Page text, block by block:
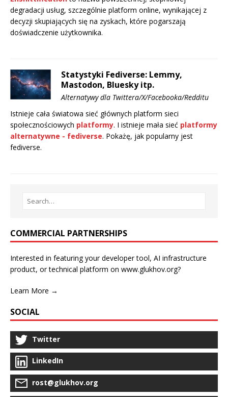
degradacji usług, szczególnie platform online, wynikającej z
decyzji skupiających się na zyskach, które pogarszają
doświadczenie użytkownika.
Statystyki Fediverse: Lemmy,
Mastodon, Bluesky itp.
Alternatywy dla Twittera/X/Facebooka/Redditu
Istnieje cała światowa sieć głównych platform sieci
społecznościowych platformy. I istnieje mała sieć platformy
alternatywne - fediverse. Pokażę, jak popularny jest
fediverse.
COMMERCIAL PARTNERSHIPS
Interested in featuring your developer tool, AI infrastructure
product, or technical platform on www.glukhov.org?
Learn More →
SOCIAL
Twitter
LinkedIn
rost@glukhov.org